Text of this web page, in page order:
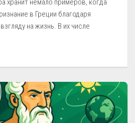
хранит немало примеров, когда
в Греции благодаря
на жизнь. В их числе